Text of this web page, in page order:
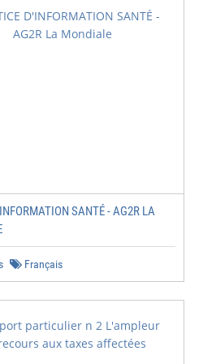
SANTÉ - AG2R LA
Français